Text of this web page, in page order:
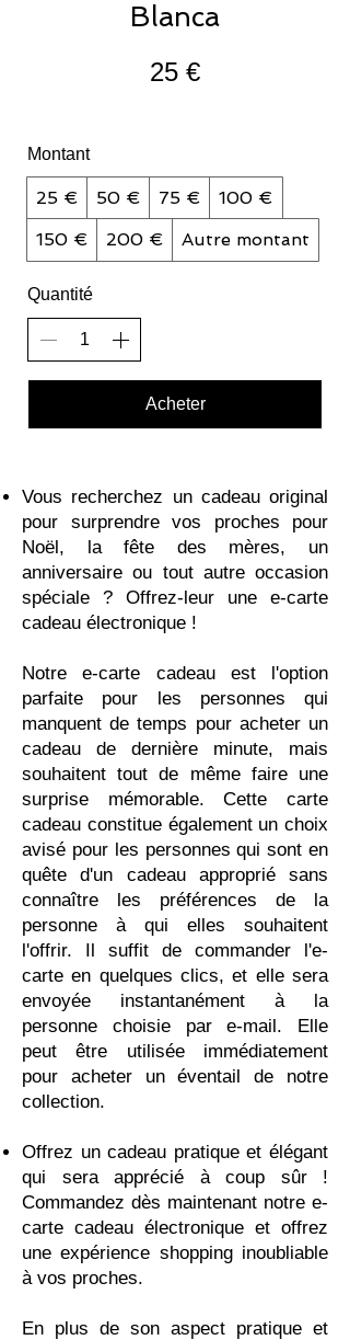
Blanca
25 €
Montant
25 € 50 € 75 €
100 €
150 €
200 € Autre montant
Quantité
Acheter
Vous recherchez un cadeau original
pour surprendre vos proches pour
Noël, la fête des mères, un
anniversaire ou tout autre occasion
spéciale ? Offrez-leur une e-carte
cadeau électronique !
Notre e-carte cadeau est l'option
parfaite pour les personnes qui
manquent de temps pour acheter un
cadeau de dernière minute, mais
souhaitent tout de même faire une
surprise mémorable. Cette carte
cadeau constitue également un choix
avisé pour les personnes qui sont en
quête d'un cadeau approprié sans
connaître les préférences de la
personne à qui elles souhaitent
l'offrir. Il suffit de commander l'e-
carte en quelques clics, et elle sera
envoyée instantanément à la
personne choisie par e-mail. Elle
peut être utilisée immédiatement
pour acheter un éventail de notre
collection.
Offrez un cadeau pratique et élégant
qui sera apprécié à coup sûr !
Commandez dès maintenant notre e-
carte cadeau électronique et offrez
une expérience shopping inoubliable
à vos proches.
En plus de son aspect pratique et